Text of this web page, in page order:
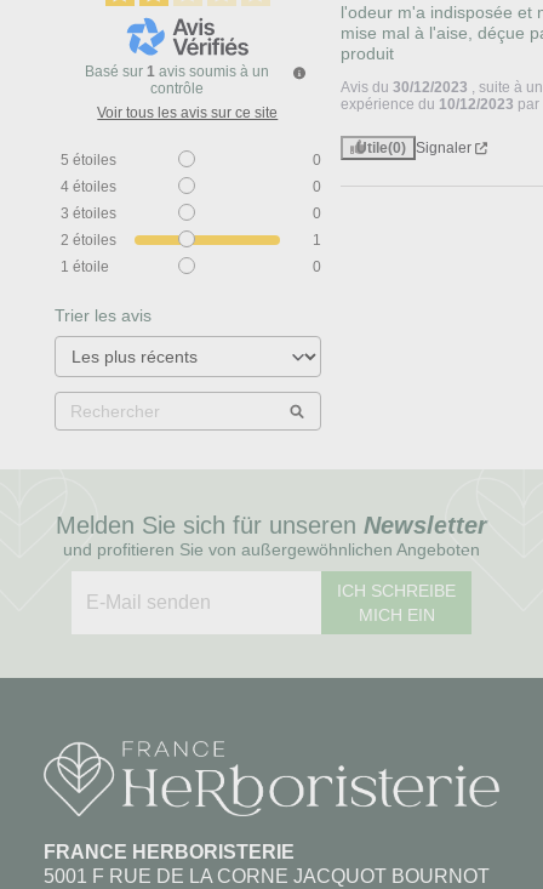
Basé sur 1 avis soumis à un
contrôle
Voir tous les avis sur ce site
5 étoiles
0
4 étoiles
0
3 étoiles
0
2 étoiles
1
1 étoile 0
Trier les avis
l'odeur m'a indisposée et
mise mal à l'aise, déçue
produit
Avis du30/12/2023 , suite à
expérience du 10/12/2023 par
Utile(0) Signaler
Melden Sie sich für unseren Newsletter
und profitieren Sie von außergewöhnlichen Angeboten
ICH SCHREIBE
MICH EIN
FRANCE HERBORISTERIE
5001 F RUE DE LA CORNE JACQUOT BOURNOT